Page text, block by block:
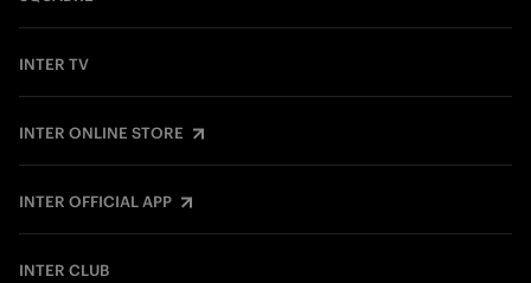
INTER TV
INTER ONLINE STORE
INTER OFFICIAL APP
INTER CLUB